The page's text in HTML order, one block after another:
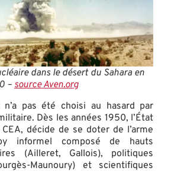
dans le désert du Sahara en
– source Aven.org
pas été choisi au hasard par
Dès les années 1950, l’État
décide de se doter de l’arme
informel composé de hauts
(Ailleret, Gallois), politiques
Maunoury) et scientifiques